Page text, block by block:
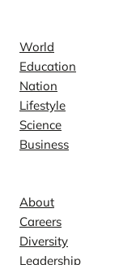
World
Education
Nation
Lifestyle
Science
Business
About
Careers
Diversity
Leadership